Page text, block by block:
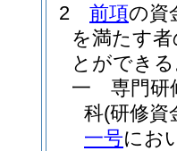
2
前項の資
を満たす
とができ
一
専門研
科(研修資
一号にお